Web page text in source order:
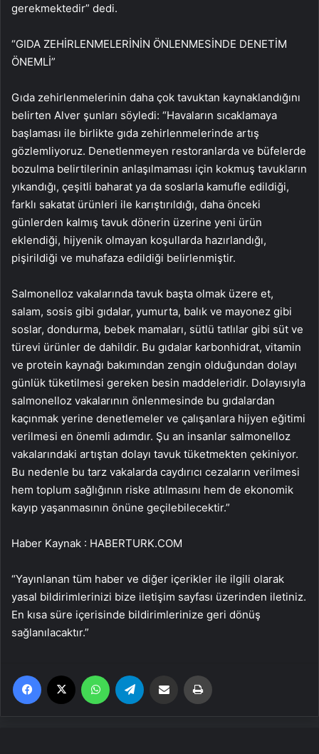
gerekmektedir” dedi.
“GIDA ZEHİRLENMELERİNİN ÖNLENMESİNDE DENETİM
ÖNEMLİ”
Gıda zehirlenmelerinin daha çok tavuktan kaynaklandığını
belirten Alver şunları söyledi: “Havaların sıcaklamaya
başlaması ile birlikte gıda zehirlenmelerinde artış
gözlemliyoruz. Denetlenmeyen restoranlarda ve büfelerde
bozulma belirtilerinin anlaşılmaması için kokmuş tavukların
yıkandığı, çeşitli baharat ya da soslarla kamufle edildiği,
farklı sakatat ürünleri ile karıştırıldığı, daha önceki
günlerden kalmış tavuk dönerin üzerine yeni ürün
eklendiği, hijyenik olmayan koşullarda hazırlandığı,
pişirildiği ve muhafaza edildiği belirlenmiştir.
Salmonelloz vakalarında tavuk başta olmak üzere et,
salam, sosis gibi gıdalar, yumurta, balık ve mayonez gibi
soslar, dondurma, bebek mamaları, sütlü tatlılar gibi süt ve
türevi ürünler de dahildir. Bu gıdalar karbonhidrat, vitamin
ve protein kaynağı bakımından zengin olduğundan dolayı
günlük tüketilmesi gereken besin maddeleridir. Dolayısıyla
salmonelloz vakalarının önlenmesinde bu gıdalardan
kaçınmak yerine denetlemeler ve çalışanlara hijyen eğitimi
verilmesi en önemli adımdır. Şu an insanlar salmonelloz
vakalarındaki artıştan dolayı tavuk tüketmekten çekiniyor.
Bu nedenle bu tarz vakalarda caydırıcı cezaların verilmesi
hem toplum sağlığının riske atılmasını hem de ekonomik
kayıp yaşanmasının önüne geçilebilecektir.”
Haber Kaynak : HABERTURK.COM
“Yayınlanan tüm haber ve diğer içerikler ile ilgili olarak
yasal bildirimlerinizi bize iletişim sayfası üzerinden iletiniz.
En kısa süre içerisinde bildirimlerinize geri dönüş
sağlanılacaktır.”
Facebook WhatsApp Email'den paylaş